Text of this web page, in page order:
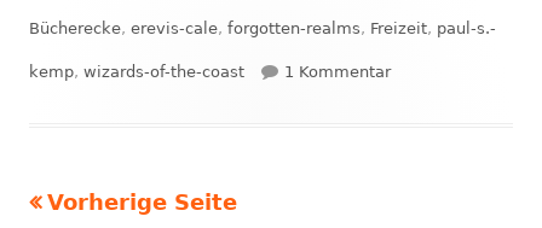
am
Bücherecke, erevis-cale, forgotten-realms, Freizeit, paul-s.-
kemp, wizards-of-the-coast 1 Kommentarzu Bücherecke #1:
Seitennummerierung
Vorherige Seite